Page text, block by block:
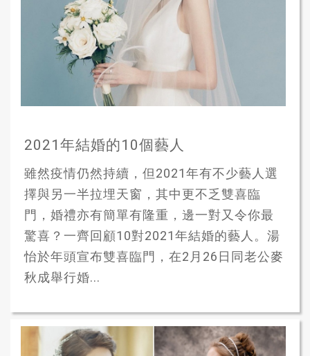
2021年結婚的10個藝人
雖然疫情仍然持續，但2021年有不少藝人選
擇與另一半拉埋天窗，其中更不乏雙喜臨
門，婚禮亦有簡單有隆重，邊一對又令你最
驚喜？一齊回顧10對2021年結婚的藝人。湯
怡於年頭宣布雙喜臨門，在2月26日同老公麥
秋成舉行婚...